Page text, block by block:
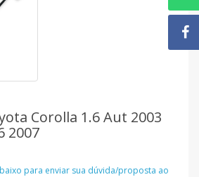
Corolla 1.6 Aut 2003
2007
para enviar sua dúvida/proposta ao